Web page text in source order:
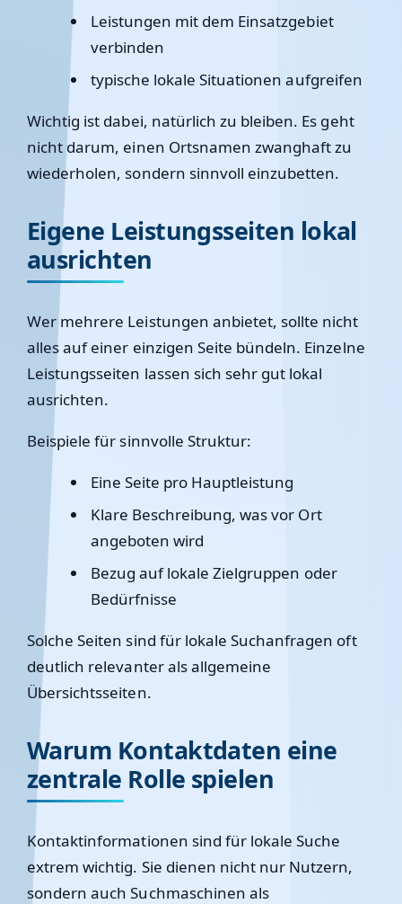
Leistungen mit dem Einsatzgebiet
verbinden
typische lokale Situationen aufgreifen
Wichtig ist dabei, natürlich zu bleiben. Es geht
nicht darum, einen Ortsnamen zwanghaft zu
wiederholen, sondern sinnvoll einzubetten.
Eigene Leistungsseiten lokal
ausrichten
Wer mehrere Leistungen anbietet, sollte nicht
alles auf einer einzigen Seite bündeln. Einzelne
Leistungsseiten lassen sich sehr gut lokal
ausrichten.
Beispiele für sinnvolle Struktur:
Eine Seite pro Hauptleistung
Klare Beschreibung, was vor Ort
angeboten wird
Bezug auf lokale Zielgruppen oder
Bedürfnisse
Solche Seiten sind für lokale Suchanfragen oft
deutlich relevanter als allgemeine
Übersichtsseiten.
Warum Kontaktdaten eine
zentrale Rolle spielen
Kontaktinformationen sind für lokale Suche
extrem wichtig. Sie dienen nicht nur Nutzern,
sondern auch Suchmaschinen als